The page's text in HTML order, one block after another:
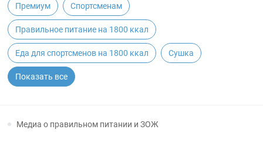
Премиум Спортсменам
Правильное питание на 1800 ккал
Еда для спортсменов на 1800 ккал Сушка
Показать все
Медиа о правильном питании и ЗОЖ